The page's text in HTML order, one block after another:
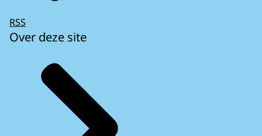
RSS
Over deze site